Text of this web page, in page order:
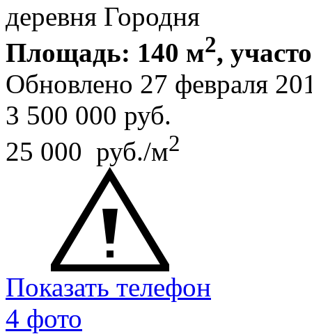
деревня Городня
Площадь: 140 м2,
Обновлено 27 февраля
3 500 000 руб.
25 000 руб./м2
Показать телефон
4 фото